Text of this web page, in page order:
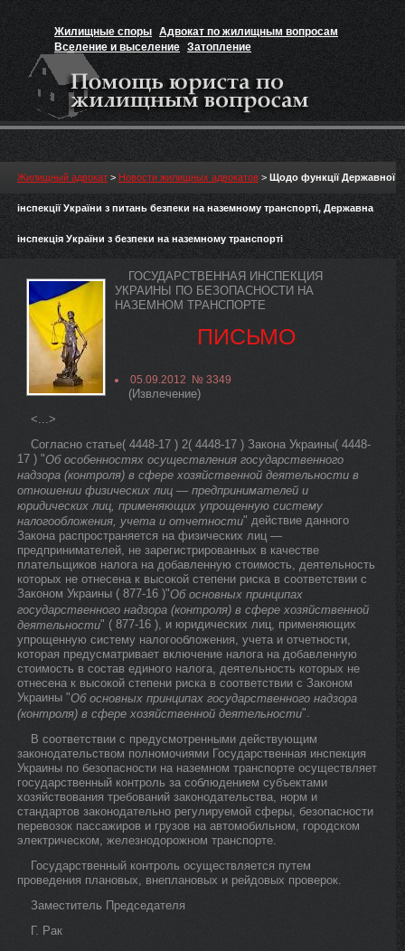
Жилищные споры Адвокат по жилищным вопросам
Вселение и выселение Затопление
Признание прав на жильё
Жилищный адвокат > Новости жилищных адвокатов > Щодо функції Державної
інспекції України з питань безпеки на наземному транспорті, Державна
інспекція України з безпеки на наземному транспорті
ГОСУДАРСТВЕННАЯ ИНСПЕКЦИЯ
УКРАИНЫ ПО БЕЗОПАСНОСТИ НА
НАЗЕМНОМ ТРАНСПОРТЕ
ПИСЬМО
05.09.2012 № 3349
(Извлечение)
<...>
Согласно статье( 4448-17 ) 2( 4448-17 ) Закона Украины( 4448-
17 ) "Об особенностях осуществления государственного
надзора (контроля) в сфере хозяйственной деятельности в
отношении физических лиц — предпринимателей и
юридических лиц, применяющих упрощенную систему
налогообложения, учета и отчетности" действие данного
Закона распространяется на физических лиц —
предпринимателей, не зарегистрированных в качестве
плательщиков налога на добавленную стоимость, деятельность
которых не отнесена к высокой степени риска в соответствии с
Законом Украины ( 877-16 )"Об основных принципах
государственного надзора (контроля) в сфере хозяйственной
деятельности" ( 877-16 ), и юридических лиц, применяющих
упрощенную систему налогообложения, учета и отчетности,
которая предусматривает включение налога на добавленную
стоимость в состав единого налога, деятельность которых не
отнесена к высокой степени риска в соответствии с Законом
Украины "Об основных принципах государственного надзора
(контроля) в сфере хозяйственной деятельности".
В соответствии с предусмотренными действующим
законодательством полномочиями Государственная инспекция
Украины по безопасности на наземном транспорте осуществляет
государственный контроль за соблюдением субъектами
хозяйствования требований законодательства, норм и
стандартов законодательно регулируемой сферы, безопасности
перевозок пассажиров и грузов на автомобильном, городском
электрическом, железнодорожном транспорте.
Государственный контроль осуществляется путем
проведения плановых, внеплановых и рейдовых проверок.
Заместитель Председателя
Г. Рак